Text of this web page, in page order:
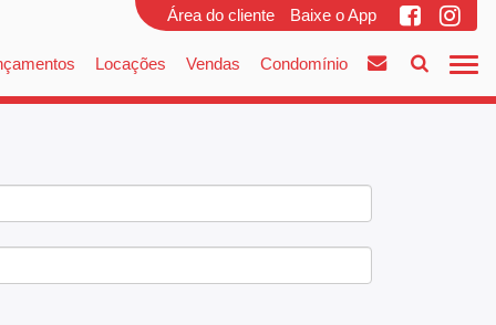
Área do cliente Baixe o App
Locações Vendas Condomínio